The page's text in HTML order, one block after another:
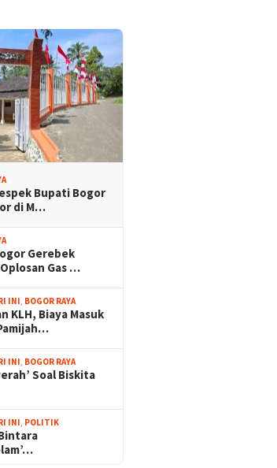
Bupati Bogor
di M…
Gerebek
Gas …
INI, BOGOR RAYA
KLH, Biaya Masuk
INI, BOGOR RAYA
Soal Biskita
INI, POLITIK